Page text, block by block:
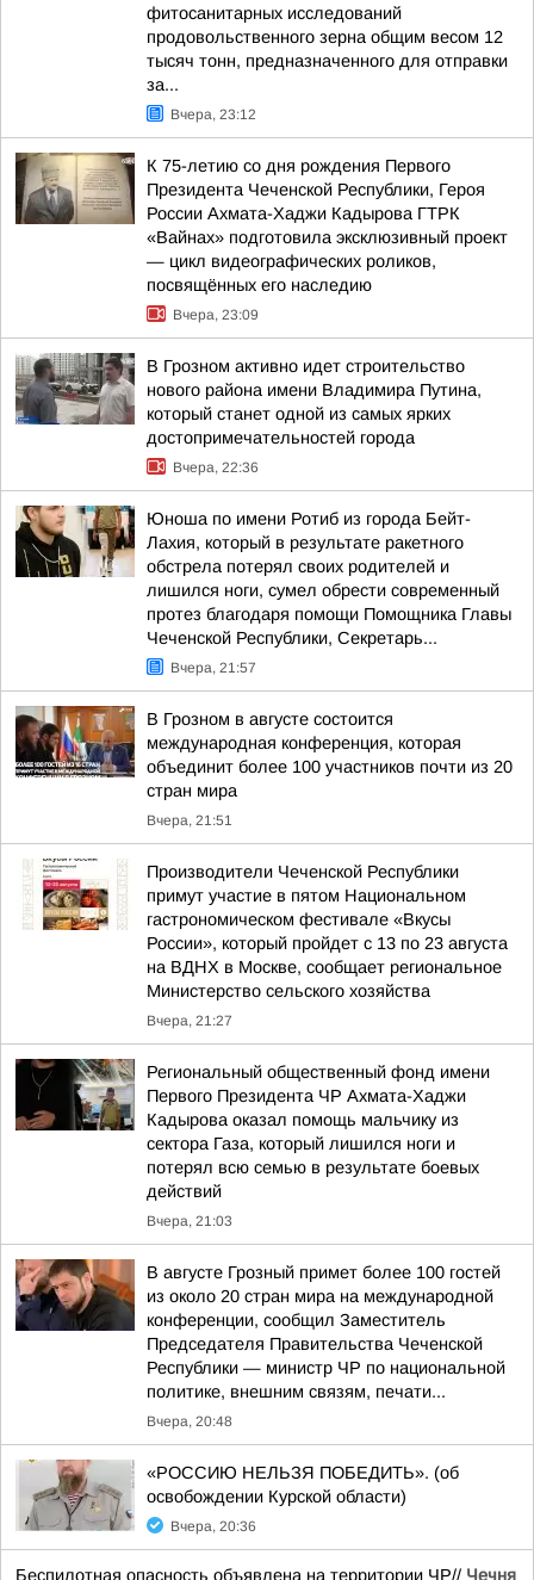
фитосанитарных исследований
продовольственного зерна общим весом 12
тысяч тонн, предназначенного для отправки
за...
Вчера, 23:12
К 75-летию со дня рождения Первого
Президента Чеченской Республики, Героя
России Ахмата-Хаджи Кадырова ГТРК
«Вайнах» подготовила эксклюзивный проект
— цикл видеографических роликов,
посвящённых его наследию
Вчера, 23:09
В Грозном активно идет строительство
нового района имени Владимира Путина,
который станет одной из самых ярких
достопримечательностей города
Вчера, 22:36
Юноша по имени Ротиб из города Бейт-
Лахия, который в результате ракетного
обстрела потерял своих родителей и
лишился ноги, сумел обрести современный
протез благодаря помощи Помощника Главы
Чеченской Республики, Секретарь...
Вчера, 21:57
В Грозном в августе состоится
международная конференция, которая
объединит более 100 участников почти из 20
стран мира
Вчера, 21:51
Производители Чеченской Республики
примут участие в пятом Национальном
гастрономическом фестивале «Вкусы
России», который пройдет с 13 по 23 августа
на ВДНХ в Москве, сообщает региональное
Министерство сельского хозяйства
Вчера, 21:27
Региональный общественный фонд имени
Первого Президента ЧР Ахмата-Хаджи
Кадырова оказал помощь мальчику из
сектора Газа, который лишился ноги и
потерял всю семью в результате боевых
действий
Вчера, 21:03
В августе Грозный примет более 100 гостей
из около 20 стран мира на международной
конференции, сообщил Заместитель
Председателя Правительства Чеченской
Республики — министр ЧР по национальной
политике, внешним связям, печати...
Вчера, 20:48
«РОССИЮ НЕЛЬЗЯ ПОБЕДИТЬ». (об
освобождении Курской области)
Вчера, 20:36
Беспилотная опасность объявлена на территории ЧР// Чечня